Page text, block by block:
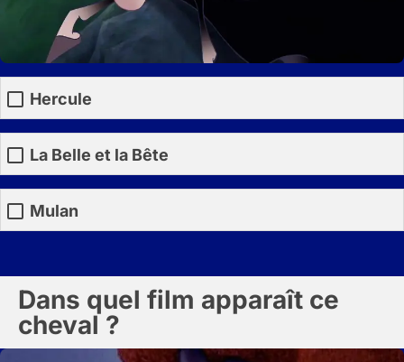
Hercule
La Belle et la Bête
Mulan
Dans quel film apparaît ce
cheval ?